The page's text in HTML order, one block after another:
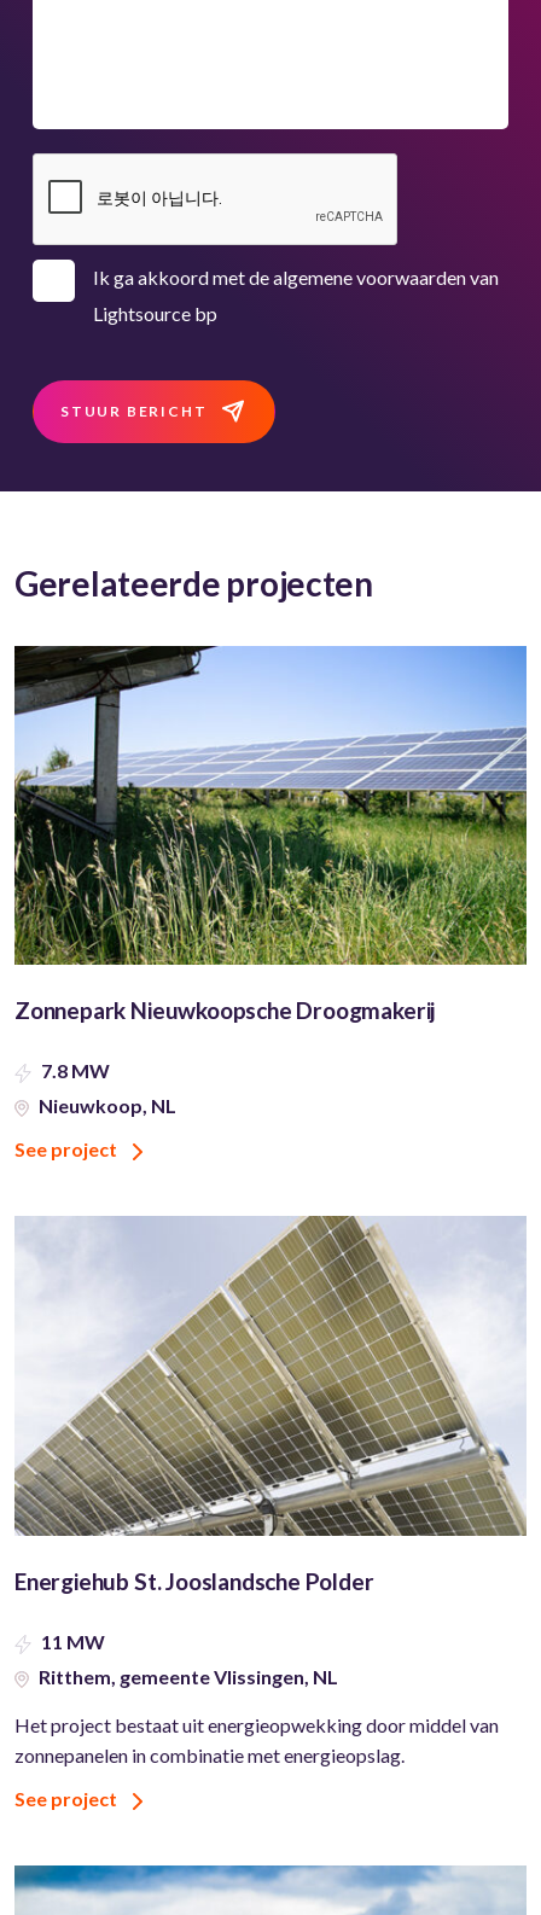
Ik ga akkoord met de algemene voorwaarden van
Lightsource bp
STUUR BERICHT
Gerelateerde projecten
Zonnepark Nieuwkoopsche Droogmakerij
7.8 MW
Nieuwkoop, NL
See project
Energiehub St. Jooslandsche Polder
11 MW
Ritthem, gemeente Vlissingen, NL
Het project bestaat uit energieopwekking door middel van
zonnepanelen in combinatie met energieopslag.
See project